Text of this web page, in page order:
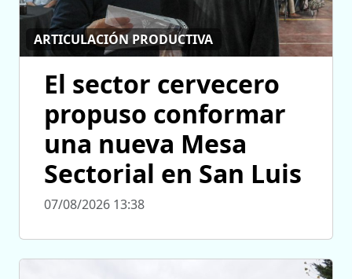
ARTICULACIÓN PRODUCTIVA
El sector cervecero
propuso conformar
una nueva Mesa
Sectorial en San Luis
07/08/2026 13:38